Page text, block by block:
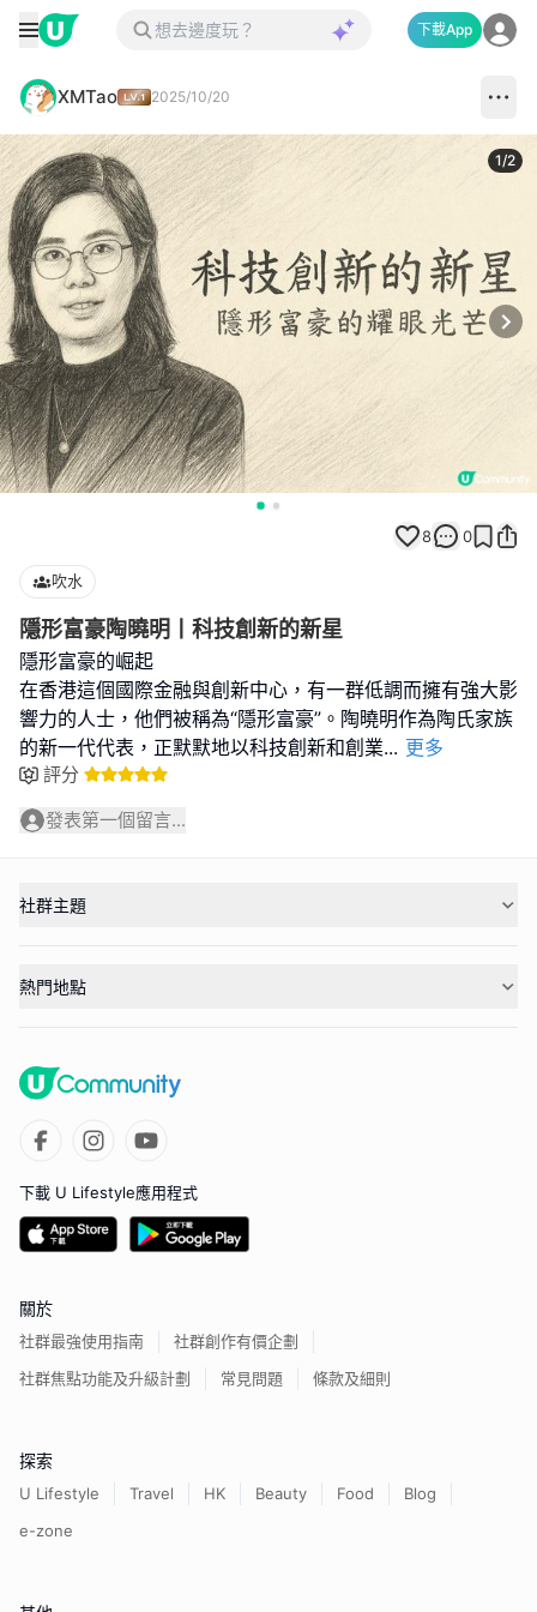
下載App
XMTao 2025/10/20
1/2
8 0
吹水
隱形富豪陶曉明丨科技創新的新星
隱形富豪的崛起
在香港這個國際金融與創新中心，有一群低調而擁有強大影
響力的人士，他們被稱為“隱形富豪”。陶曉明作為陶氏家族
的新一代代表，正默默地以科技創新和創業... 更多
評分
發表第一個留言...
社群主題
熱門地點
下載 U Lifestyle應用程式
關於
社群最強使用指南
社群創作有價企劃
社群焦點功能及升級計劃
常見問題 條款及細則
探索
U Lifestyle Travel HK Beauty Food
Blog
e-zone